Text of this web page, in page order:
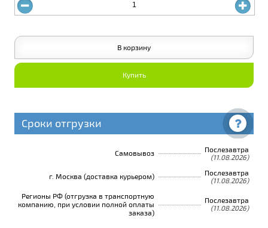
В корзину
Купить
Сроки отгрузки
Самовывоз Послезавтра
(11.08.2026)
г. Москва (доставка курьером) Послезавтра
(11.08.2026)
Регионы РФ (отгрузка в транспортную
компанию, при условии полной оплаты
заказа)
Послезавтра
(11.08.2026)